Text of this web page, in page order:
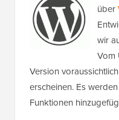
über
wir
Vom
Version
erscheinen. Es
Funktionen